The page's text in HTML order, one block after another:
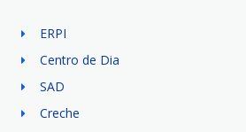
ERPI
Centro de Dia
SAD
Creche